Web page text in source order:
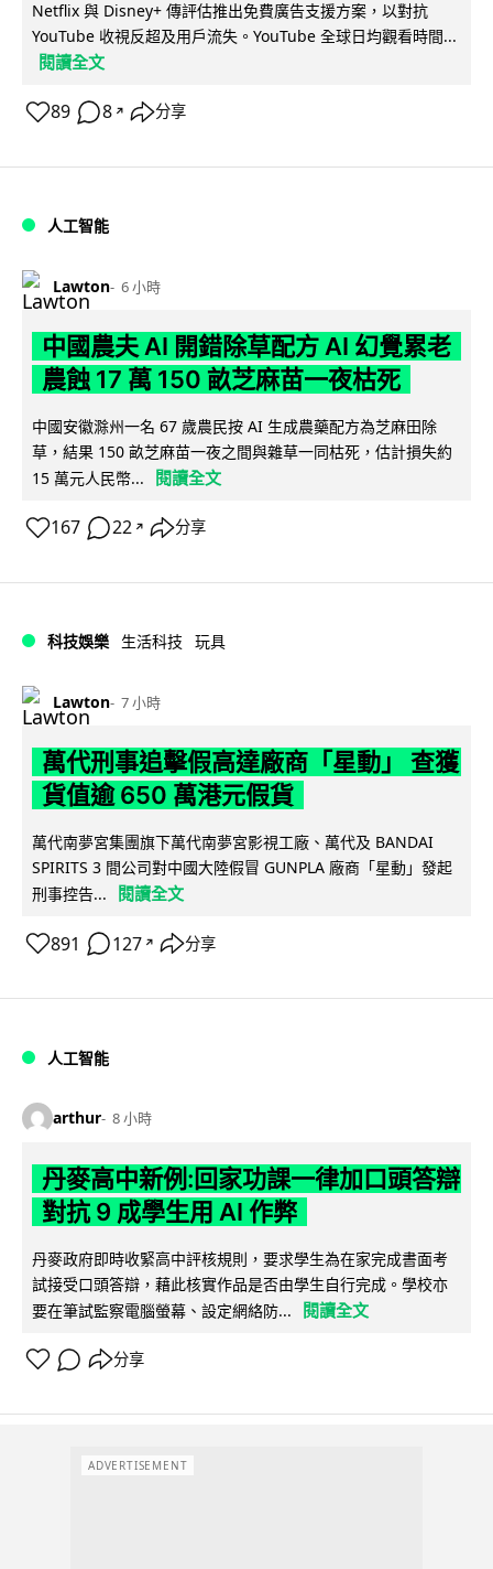
Netflix 與 Disney+ 傳評估推出免費廣告支援方案，以對抗
YouTube 收視反超及用戶流失。YouTube 全球日均觀看時間...
閱讀全文
89 8 ↗ 分享
人工智能
Lawton 6 小時
中國農夫 AI 開錯除草配方 AI 幻覺累老
農蝕 17 萬 150 畝芝麻苗一夜枯死
中國安徽滁州一名 67 歲農民按 AI 生成農藥配方為芝麻田除
草，結果 150 畝芝麻苗一夜之間與雜草一同枯死，估計損失約
15 萬元人民幣...
閱讀全文
167 22 ↗ 分享
科技娛樂 生活科技 玩具
Lawton 7 小時
萬代刑事追擊假高達廠商「星動」 查獲
貨值逾 650 萬港元假貨
萬代南夢宮集團旗下萬代南夢宮影視工廠、萬代及 BANDAI
SPIRITS 3 間公司對中國大陸假冒 GUNPLA 廠商「星動」發起
刑事控告...
閱讀全文
891 127 ↗ 分享
人工智能
arthur 8 小時
丹麥高中新例:回家功課一律加口頭答辯
對抗 9 成學生用 AI 作弊
丹麥政府即時收緊高中評核規則，要求學生為在家完成書面考
試接受口頭答辯，藉此核實作品是否由學生自行完成。學校亦
要在筆試監察電腦螢幕、設定網絡防...
閱讀全文
分享
ADVERTISEMENT